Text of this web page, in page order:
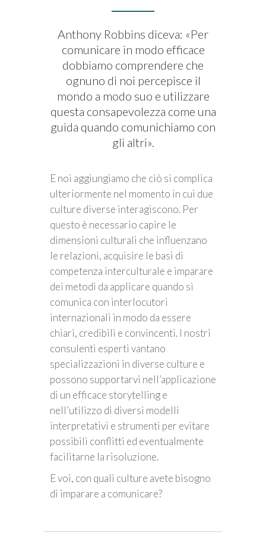
Anthony Robbins diceva: «Per
comunicare in modo efficace
dobbiamo comprendere che
ognuno di noi percepisce il
mondo a modo suo e utilizzare
questa consapevolezza come una
guida quando comunichiamo con
gli altri».
E noi aggiungiamo che ciò si complica
ulteriormente nel momento in cui due
culture diverse interagiscono. Per
questo è necessario capire le
dimensioni culturali che influenzano
le relazioni, acquisire le basi di
competenza interculturale e imparare
dei metodi da applicare quando si
comunica con interlocutori
internazionali in modo da essere
chiari, credibili e convincenti. I nostri
consulenti esperti vantano
specializzazioni in diverse culture e
possono supportarvi nell’applicazione
di un efficace storytelling e
nell’utilizzo di diversi modelli
interpretativi e strumenti per evitare
possibili conflitti ed eventualmente
facilitarne la risoluzione.
E voi, con quali culture avete bisogno
di imparare a comunicare?